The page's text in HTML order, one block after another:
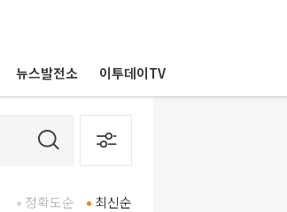
뉴스발전소 이투데이TV
최신순
정확도순